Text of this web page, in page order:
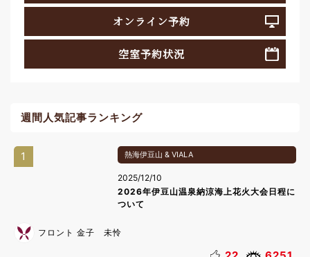
オンライン予約
空室予約状況
週間人気記事ランキング
1 熱海伊豆山 & VIALA
2025/12/10
2026年伊豆山温泉納涼海上花火大会日程に
ついて
フロント 金子 未怜